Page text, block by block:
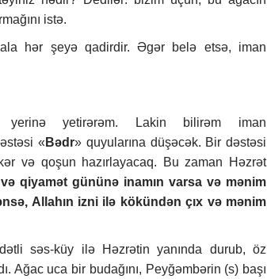
istə.
hər şeyə qadirdir. Əgər belə etsə, iman
yerinə yetirərəm. Lakin bilirəm iman
« Bədr» quyularına düşəcək. Bir dəstəsi
və qoşun hazırlayacaq. Bu zaman Həzrət
qiyamət gününə inamın varsa və mənim
Allahın izni ilə kökündən çıx və mənim
səs-küy ilə Həzrətin yanında durub, öz
Ağac uca bir budağını, Peyğəmbərin (s) başı